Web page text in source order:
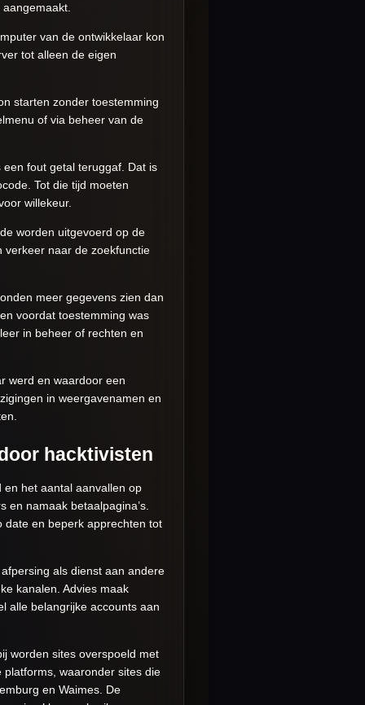
van de ontwikkelaar kon
tot alleen de eigen
starten zonder toestemming
of via beheer van de
fout getal teruggaf. Dat is
Tot die tijd moeten
willekeur.
worden uitgevoerd op de
verkeer naar de zoekfunctie
meer gegevens zien dan
voordat toestemming was
in beheer of rechten en
werd en waardoor een
in weergavenamen en
hacktivisten
en het aantal aanvallen op
namaak betaalpagina’s.
date en beperk apprechten tot
als dienst aan andere
kanalen. Advies maak
alle belangrijke accounts aan
worden sites overspoeld met
waaronder sites die
en Waimes. De